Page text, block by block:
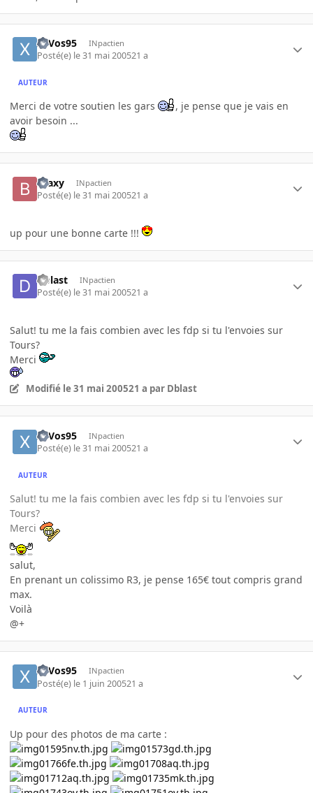
xaVos95 INpactien
Posté(e) le 31 mai 200521 a
AUTEUR
Merci de votre soutien les gars
, je pense que je vais en
avoir besoin ...
Braxy INpactien
Posté(e) le 31 mai 200521 a
up pour une bonne carte !!!
Dblast INpactien
Posté(e) le 31 mai 200521 a
Salut! tu me la fais combien avec les fdp si tu l'envoies sur
Tours?
Merci
Modifié le 31 mai 200521 a par Dblast
xaVos95 INpactien
Posté(e) le 31 mai 200521 a
AUTEUR
Salut! tu me la fais combien avec les fdp si tu l'envoies sur
Tours?
Merci
salut,
En prenant un colissimo R3, je pense 165€ tout compris grand
max.
Voilà
@+
xaVos95 INpactien
Posté(e) le 1 juin 200521 a
AUTEUR
Up pour des photos de ma carte :